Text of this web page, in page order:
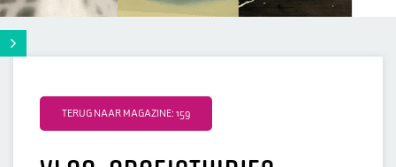
TERUG NAAR MAGAZINE: 159